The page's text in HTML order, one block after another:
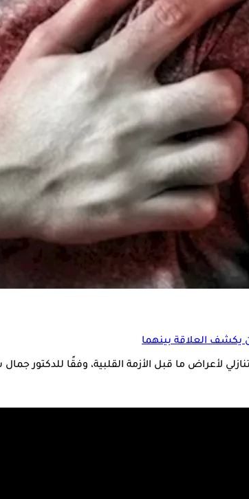
روشتة الوقاية منها
مرض في القلب (خاص)
يكشف العلاقة بينهما
لأعراض ما قبل الأزمة القلبية، وفقًا للدكتور